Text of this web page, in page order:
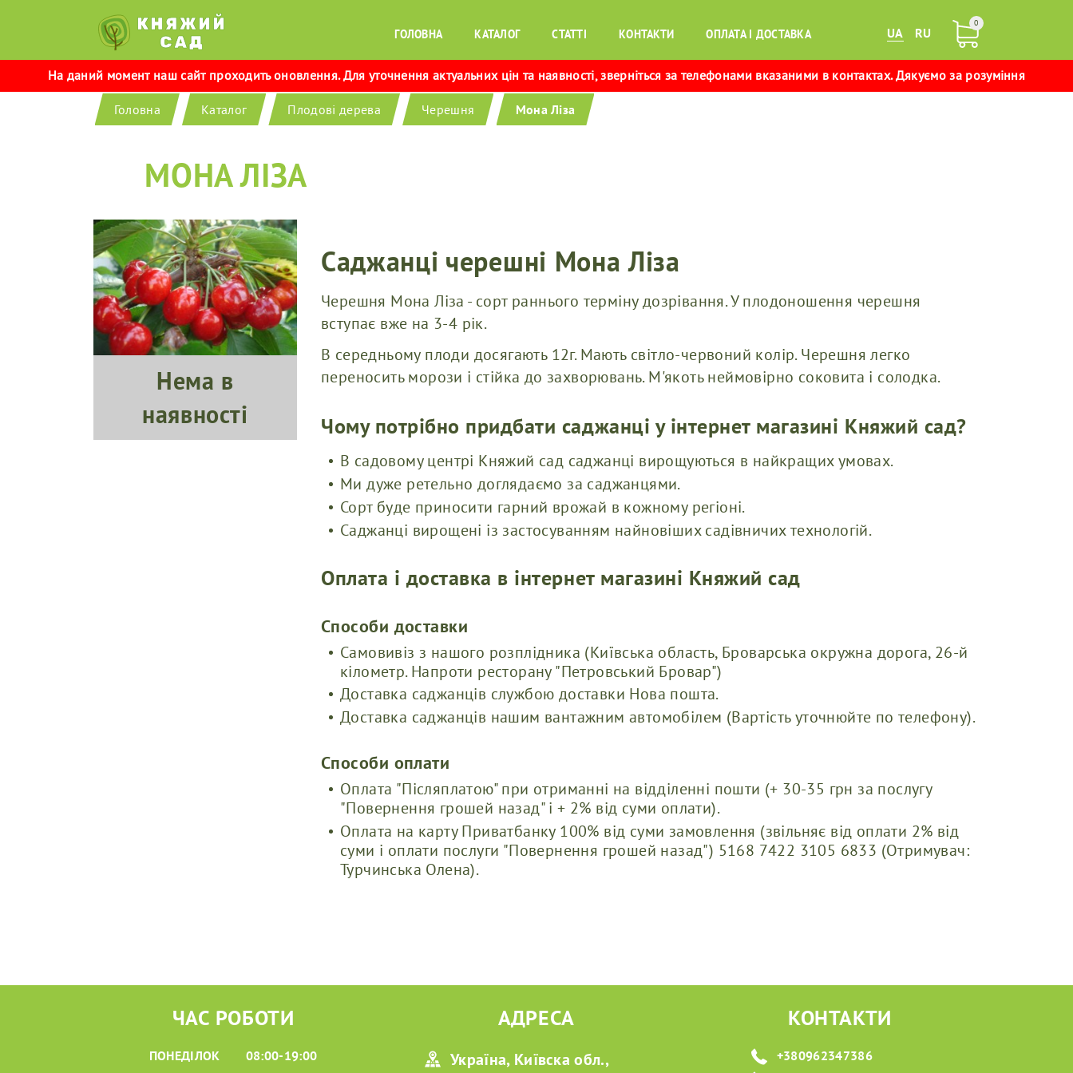
ГОЛОВНА КАТАЛОГ СТАТТІ КОНТАКТИ ОПЛАТА І ДОСТАВКА RU
UA
0
На даний момент наш сайт проходить оновлення. Для уточнення актуальних цін та наявності, зверніться за телефонами вказаними в контактах. Дякуємо за розуміння
Головна Каталог Плодові дерева Черешня Мона Ліза
МОНА ЛІЗА
Нема в
наявності
Саджанці черешні Мона Ліза
Черешня Мона Ліза - сорт раннього терміну дозрівання. У плодоношення черешня
вступає вже на 3-4 рік.
В середньому плоди досягають 12г. Мають світло-червоний колір. Черешня легко
переносить морози і стійка до захворювань. М'якоть неймовірно соковита і солодка.
Чому потрібно придбати саджанці у інтернет магазині Княжий сад?
В садовому центрі Княжий сад саджанці вирощуються в найкращих умовах.
Ми дуже ретельно доглядаємо за саджанцями.
Сорт буде приносити гарний врожай в кожному регіоні.
Саджанці вирощені із застосуванням найновіших садівничих технологій.
Оплата і доставка в інтернет магазині Княжий сад
Cпособи доставки
Самовивіз з нашого розплідника (Київська область, Броварська окружна дорога, 26-й
кілометр. Напроти ресторану "Петровський Бровар")
Доставка саджанців службою доставки Нова пошта.
Доставка саджанців нашим вантажним автомобілем (Вартість уточнюйте по телефону).
Способи оплати
Оплата "Післяплатою" при отриманні на відділенні пошти (+ 30-35 грн за послугу
"Повернення грошей назад" і + 2% від суми оплати).
Оплата на карту Приватбанку 100% від суми замовлення (звільняє від оплати 2% від
суми і оплати послуги "Повернення грошей назад") 5168 7422 3105 6833 (Отримувач:
Турчинська Олена).
ЧАС РОБОТИ
ПОНЕДІЛОК
08:00-19:00
АДРЕСА
Україна, Київска обл.,
КОНТАКТИ
+380962347386